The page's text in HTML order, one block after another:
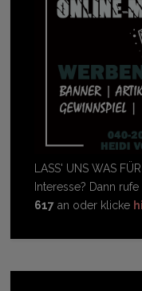
LASS' UNS WAS
Interesse? Dann
617 an oder klicke